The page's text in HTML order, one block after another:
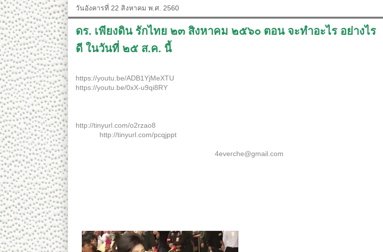
วันอังคารที่ 22 สิงหาคม พ.ศ. 2560
ดร. เพียงดิน รักไทย ๒๓ สิงหาคม ๒๕๖๐ ตอน จะทำอะไร อย่างไร
ดี ในวันที่ ๒๕ ส.ค. นี้
https://youtu.be/ADB1YjMeXTU
https://youtu.be/0xX-u9qi8RY
http://tinyurl.com/o2rzao8
http://tinyurl.com/pcqjppt
4everche@gmail.com